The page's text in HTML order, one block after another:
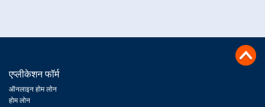
एप्लीकेशन फॉर्म
ऑनलाइन होम लोन
होम लोन